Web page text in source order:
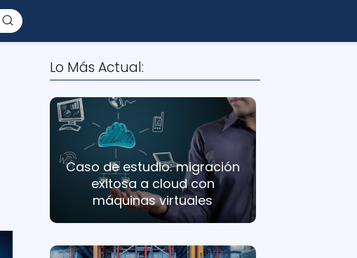
Lo Más Actual:
Caso de estudio: migración
exitosa a cloud con
máquinas virtuales